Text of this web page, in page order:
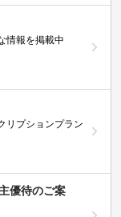
情報を掲載中
リプションプラン
優待のご案